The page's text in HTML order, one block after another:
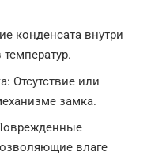
конденсата внутри
Отсутствие или
замка.
влаге